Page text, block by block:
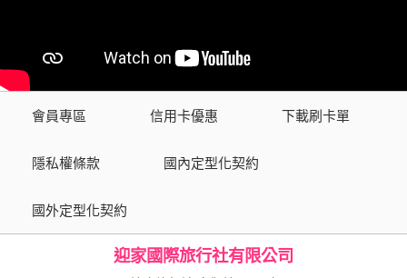
會員專區 信用卡優惠 下載刷卡單
隱私權條款 國內定型化契約
國外定型化契約
迎家國際旅行社有限公司